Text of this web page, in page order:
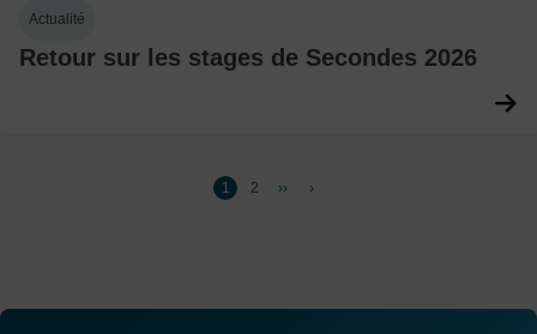
Actualité
Retour sur les stages de Secondes 2026
Page
1 Page
2
Page
››
Dernière
›